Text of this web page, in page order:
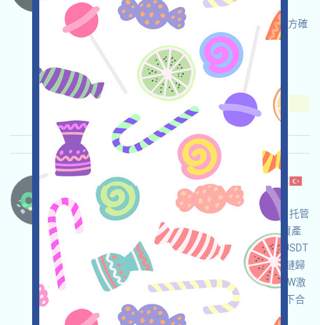
交易平臺，自行儘調，確保並自負安全，加入
Waitlist，邀请获得更多機會，具體機制還需等官方確
認！
需申请 Mail 邀请
收录时间:
2026/05/15
★★☆2.7 查阅详情
Changenow-CexBridge 语言：
Changenow是一個可以不登陸即可進行跨鏈的自托管
CexBridge，可以作爲在複雜的跨鏈需求中歸集資產
的工具，例如將APTOS/TON/NEAR等等鏈上的USDT
等資產歸集至ETH或ONT/IOST/HIVE等等不活躍鏈歸
集為ETH，適合用於清掃空投灰塵，同時獲得NOW激
勵。注：僅作工具介紹，請在您具體的司法環境下合
規使用，請自行儘調，確保並自負使用安全！